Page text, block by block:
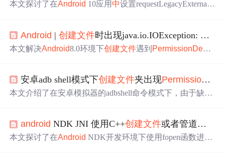
本文探讨了在Android 10应用 中设置requestLegacyExternalS
Android |创建文件时出现java.io.IOException:
本文解决Android8.0环境下创建文件遇到 PermissionDenie
储分区及权限设置。
安卓adb shell模式下创建文件夹出现Permission
本文介绍了在安卓模拟器的adbshell命令模式下，由于缺少
a/com.example.waibucunchu/database的文件夹。此问题的根
源在于没有root权限，执行su命令是获取此类权限的关键。
android NDK JNI 使用C++创建文件或者管道时出错
本文探讨了在Android NDK开发环境下使用fopen函数进行